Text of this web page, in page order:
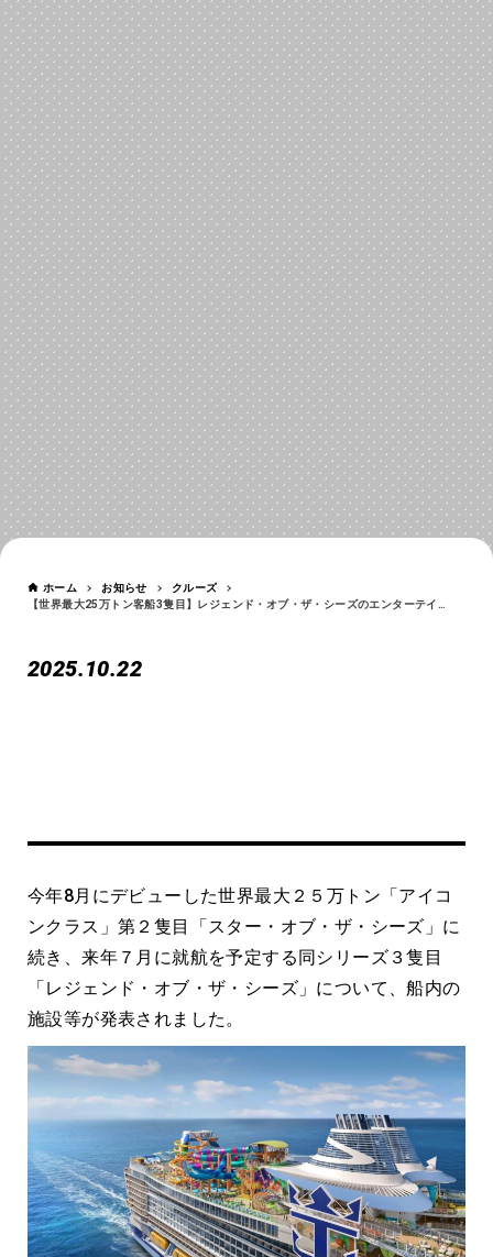
お知らせ
NEWS
ホーム お知らせ
クルーズ
【世界最大25万トン客船3隻目】レジェンド・オブ・ザ・シーズのエンターテインメント・船内施設を発表
2025.10.22
【世界最大25万トン客船3隻
目】レジェンド・オブ・ザ・シ
ーズのエンターテインメント・
船内施設を発表
今年8月にデビューした世界最大２５万トン「アイコ
ンクラス」第２隻目「スター・オブ・ザ・シーズ」に
続き、来年７月に就航を予定する同シリーズ３隻目
「レジェンド・オブ・ザ・シーズ」について、船内の
施設等が発表されました。